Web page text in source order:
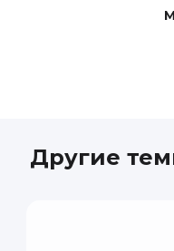
Другие